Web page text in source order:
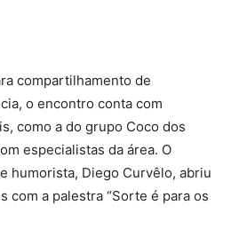
compartilhamento de
o encontro conta com
como a do grupo Coco dos
especialistas da área. O
humorista, Diego Curvêlo, abriu
com a palestra “Sorte é para os